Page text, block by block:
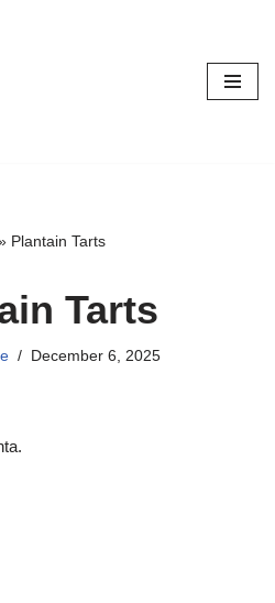
Plantain Tarts
Tarts
December 6, 2025